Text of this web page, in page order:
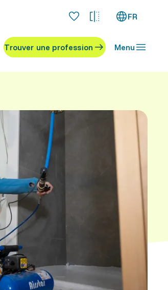
FR
Trouver une profession Menu